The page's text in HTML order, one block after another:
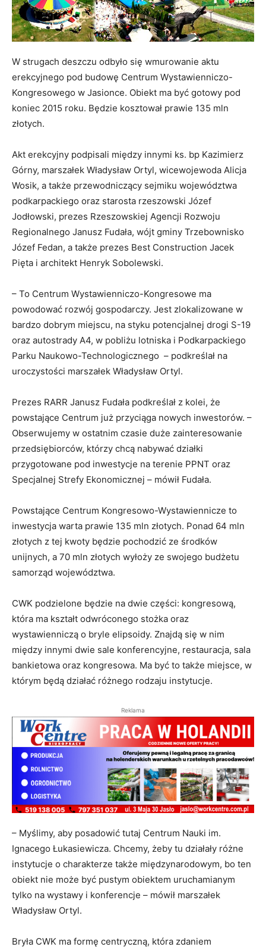
W strugach deszczu odbyło się wmurowanie aktu
erekcyjnego pod budowę Centrum Wystawienniczo-
Kongresowego w Jasionce. Obiekt ma być gotowy pod
koniec 2015 roku. Będzie kosztował prawie 135 mln
złotych.
Akt erekcyjny podpisali między innymi ks. bp Kazimierz
Górny, marszałek Władysław Ortyl, wicewojewoda Alicja
Wosik, a także przewodniczący sejmiku województwa
podkarpackiego oraz starosta rzeszowski Józef
Jodłowski, prezes Rzeszowskiej Agencji Rozwoju
Regionalnego Janusz Fudała, wójt gminy Trzebownisko
Józef Fedan, a także prezes Best Construction Jacek
Pięta i architekt Henryk Sobolewski.
– To Centrum Wystawienniczo-Kongresowe ma
powodować rozwój gospodarczy. Jest zlokalizowane w
bardzo dobrym miejscu, na styku potencjalnej drogi S-19
oraz autostrady A4, w pobliżu lotniska i Podkarpackiego
Parku Naukowo-Technologicznego – podkreślał na
uroczystości marszałek Władysław Ortyl.
Prezes RARR Janusz Fudała podkreślał z kolei, że
powstające Centrum już przyciąga nowych inwestorów. –
Obserwujemy w ostatnim czasie duże zainteresowanie
przedsiębiorców, którzy chcą nabywać działki
przygotowane pod inwestycje na terenie PPNT oraz
Specjalnej Strefy Ekonomicznej – mówił Fudała.
Powstające Centrum Kongresowo-Wystawiennicze to
inwestycja warta prawie 135 mln złotych. Ponad 64 mln
złotych z tej kwoty będzie pochodzić ze środków
unijnych, a 70 mln złotych wyłoży ze swojego budżetu
samorząd województwa.
CWK podzielone będzie na dwie części: kongresową,
która ma kształt odwróconego stożka oraz
wystawienniczą o bryle elipsoidy. Znajdą się w nim
między innymi dwie sale konferencyjne, restauracja, sala
bankietowa oraz kongresowa. Ma być to także miejsce, w
którym będą działać różnego rodzaju instytucje.
Reklama
– Myślimy, aby posadowić tutaj Centrum Nauki im.
Ignacego Łukasiewicza. Chcemy, żeby tu działały różne
instytucje o charakterze także międzynarodowym, bo ten
obiekt nie może być pustym obiektem uruchamianym
tylko na wystawy i konferencje – mówił marszałek
Władysław Ortyl.
Bryła CWK ma formę centryczną, która zdaniem